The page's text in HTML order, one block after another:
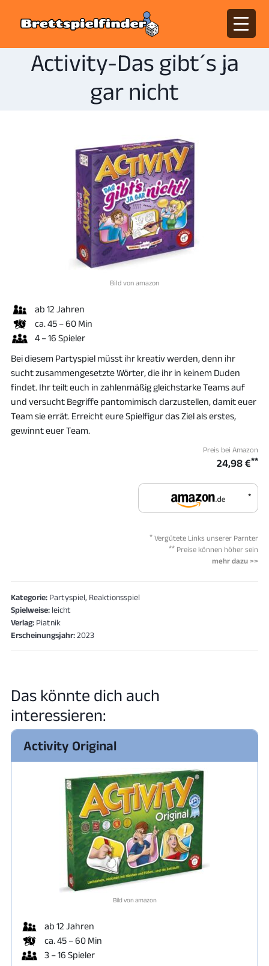
Activity-Das gibt´s ja
gar nicht
Bild von amazon
ab 12 Jahren
ca. 45 – 60 Min
4 – 16 Spieler
Bei diesem Partyspiel müsst ihr kreativ werden, denn ihr
sucht zusammengesetzte Wörter, die ihr in keinem Duden
findet. Ihr teilt euch in zahlenmäßig gleichstarke Teams auf
und versucht Begriffe pantomimisch darzustellen, damit euer
Team sie errät. Erreicht eure Spielfigur das Ziel als erstes,
gewinnt euer Team.
Preis bei Amazon
24,98 €**
*
* Vergütete Links unserer Parnter
** Preise können höher sein
mehr dazu >>
Kategorie: Partyspiel, Reaktionsspiel
Spielweise: leicht
Verlag: Piatnik
Erscheinungsjahr:2023
Das könnte dich auch
interessieren:
Activity Original
Bild von amazon
ab 12 Jahren
ca. 45 – 60 Min
3 – 16 Spieler